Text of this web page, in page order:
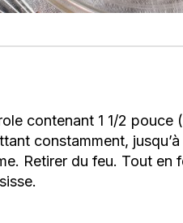
contenant 1 1/2
constamment,
Retirer du feu. Tout